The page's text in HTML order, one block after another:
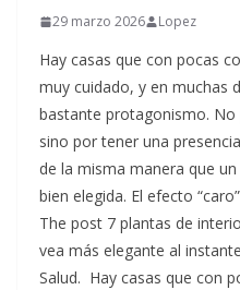
29 marzo 2026 Lopez
Hay casas que con pocas
muy cuidado, y en muchas
bastante protagonismo.
sino por tener una
de la misma manera que
bien elegida. El efecto
The post 7 plantas de
vea más elegante al
Salud. Hay casas que con